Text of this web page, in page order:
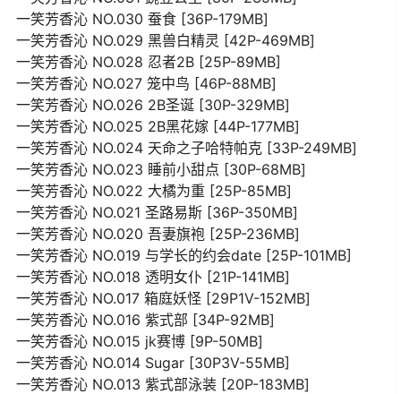
一笑芳香沁 NO.030 蚕食 [36P-179MB]
一笑芳香沁 NO.029 黑兽白精灵 [42P-469MB]
一笑芳香沁 NO.028 忍者2B [25P-89MB]
一笑芳香沁 NO.027 笼中鸟 [46P-88MB]
一笑芳香沁 NO.026 2B圣诞 [30P-329MB]
一笑芳香沁 NO.025 2B黑花嫁 [44P-177MB]
一笑芳香沁 NO.024 天命之子哈特帕克 [33P-249MB]
一笑芳香沁 NO.023 睡前小甜点 [30P-68MB]
一笑芳香沁 NO.022 大橘为重 [25P-85MB]
一笑芳香沁 NO.021 圣路易斯 [36P-350MB]
一笑芳香沁 NO.020 吾妻旗袍 [25P-236MB]
一笑芳香沁 NO.019 与学长的约会date [25P-101MB]
一笑芳香沁 NO.018 透明女仆 [21P-141MB]
一笑芳香沁 NO.017 箱庭妖怪 [29P1V-152MB]
一笑芳香沁 NO.016 紫式部 [34P-92MB]
一笑芳香沁 NO.015 jk赛博 [9P-50MB]
一笑芳香沁 NO.014 Sugar [30P3V-55MB]
一笑芳香沁 NO.013 紫式部泳装 [20P-183MB]